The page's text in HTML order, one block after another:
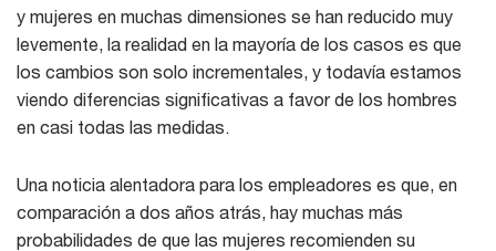
y mujeres en muchas dimensiones se han reducido muy
levemente, la realidad en la mayoría de los casos es que
los cambios son solo incrementales, y todavía estamos
viendo diferencias significativas a favor de los hombres
en casi todas las medidas.
Una noticia alentadora para los empleadores es que, en
comparación a dos años atrás, hay muchas más
probabilidades de que las mujeres recomienden su